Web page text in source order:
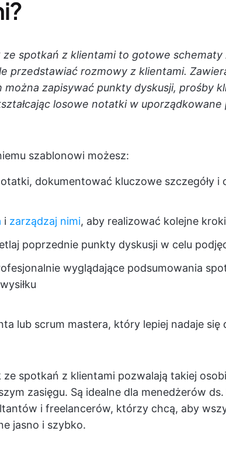
spotkań z klientami to gotowe
przedstawiać rozmowy z klientami.
zapisywać punkty dyskusji, prośby
losowe notatki w uporządkowane
szablonowi możesz:
dokumentować kluczowe szczegóły i
i zarządzaj nimi, aby realizować kolejne
poprzednie punkty dyskusji w celu
wyglądające podsumowania
lub scrum mastera, który lepiej nadaje się
spotkań z klientami pozwalają takiej
zasięgu. Są idealne dla menedżerów
i freelancerów, którzy chcą, aby
jasno i szybko.